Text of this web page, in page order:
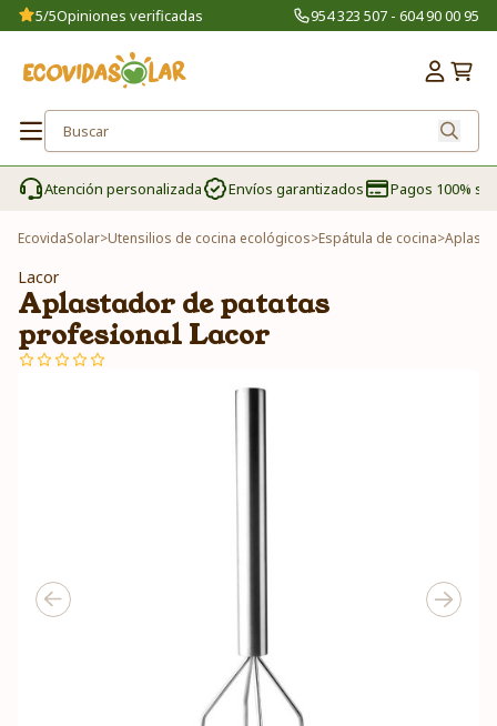
5/5Opiniones verificadas 954 323 507 - 604 90 00 95
Atención personalizada Envíos garantizados Pagos 100%
EcovidaSolar>Utensilios de cocina ecológicos>Espátula de cocina>
Lacor
Aplastador de patatas
profesional Lacor